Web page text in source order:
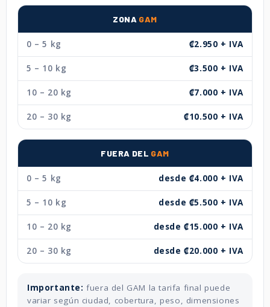
ZONA GAM
0 – 5 kg ₡2.950 + IVA
5 – 10 kg ₡3.500 + IVA
10 – 20 kg ₡7.000 + IVA
20 – 30 kg ₡10.500 + IVA
FUERA DEL GAM
0 – 5 kg desde ₡4.000 + IVA
5 – 10 kg desde ₡5.500 + IVA
10 – 20 kg desde ₡15.000 + IVA
20 – 30 kg desde ₡20.000 + IVA
Importante: fuera del GAM la tarifa final puede
variar según ciudad, cobertura, peso, dimensiones